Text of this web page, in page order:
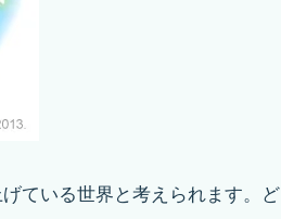
ている世界と考えられます。ど